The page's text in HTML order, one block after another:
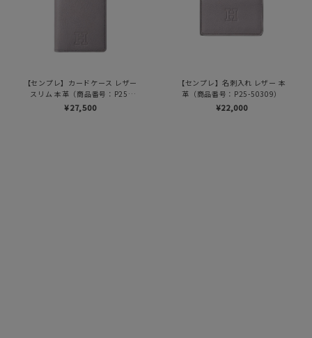
【センプレ】カードケース レザー
スリム 本革（商品番号：P25-
50329）
¥27,500
【センプレ】名刺入れ レザー 本
革（商品番号：P25-50309）
¥22,000